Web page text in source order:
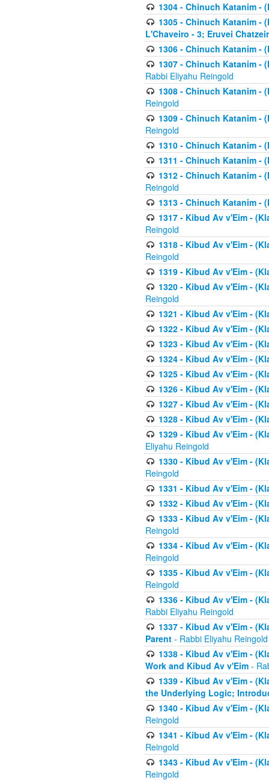
1304 - Chinuch Katanim -
1305 - Chinuch Katanim -
L'Chaveiro - 3; Eruvei
1306 - Chinuch Katanim -
1307 - Chinuch Katanim -
Rabbi Eliyahu Reingold
1308 - Chinuch Katanim -
Reingold
1309 - Chinuch Katanim -
Reingold
1310 - Chinuch Katanim -
1311 - Chinuch Katanim -
1312 - Chinuch Katanim -
Reingold
1313 - Chinuch Katanim -
1317 - Kibud Av v'Eim -
Reingold
1318 - Kibud Av v'Eim -
Reingold
1319 - Kibud Av v'Eim -
1320 - Kibud Av v'Eim -
Reingold
1321 - Kibud Av v'Eim -
1322 - Kibud Av v'Eim -
1323 - Kibud Av v'Eim -
1324 - Kibud Av v'Eim -
1325 - Kibud Av v'Eim -
1326 - Kibud Av v'Eim -
1327 - Kibud Av v'Eim -
1328 - Kibud Av v'Eim -
1329 - Kibud Av v'Eim -
Eliyahu Reingold
1330 - Kibud Av v'Eim -
Reingold
1331 - Kibud Av v'Eim -
1332 - Kibud Av v'Eim -
1333 - Kibud Av v'Eim -
Reingold
1334 - Kibud Av v'Eim -
Reingold
1335 - Kibud Av v'Eim -
Reingold
1336 - Kibud Av v'Eim -
Rabbi Eliyahu Reingold
1337 - Kibud Av v'Eim -
Parent - Rabbi Eliyahu Reingold
1338 - Kibud Av v'Eim -
Work and Kibud Av v'Eim -
1339 - Kibud Av v'Eim -
the Underlying Logic;
1340 - Kibud Av v'Eim -
Reingold
1341 - Kibud Av v'Eim -
Reingold
1343 - Kibud Av v'Eim -
Reingold